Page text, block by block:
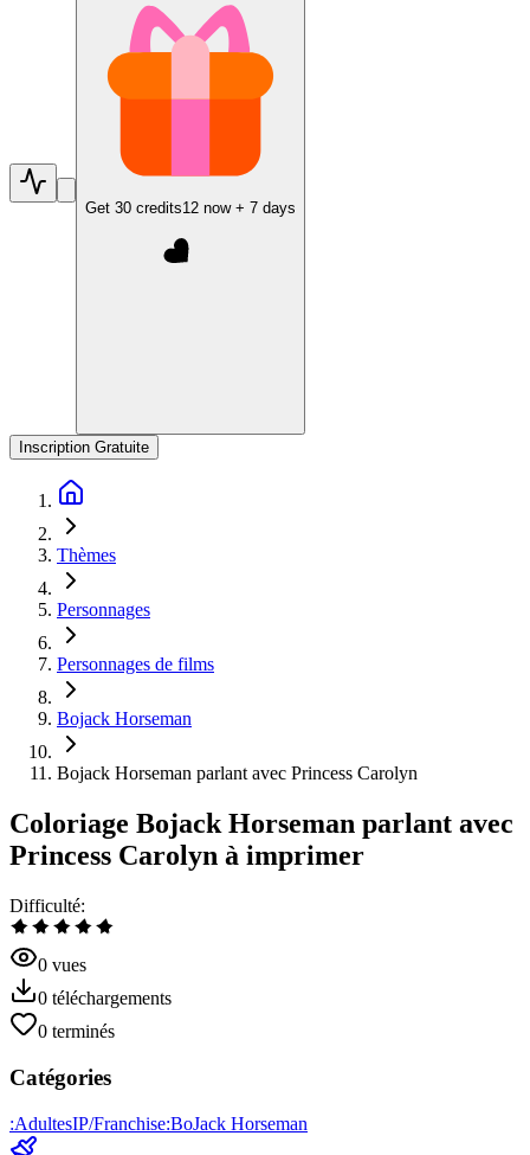
Get 30 credits12 now + 7 days
Inscription Gratuite
Thèmes
Personnages
Personnages de films
Bojack Horseman
Bojack Horseman parlant avec Princess Carolyn
Coloriage Bojack Horseman parlant avec
Princess Carolyn à imprimer
Difficulté:
0 vues
0 téléchargements
0 terminés
Catégories
:AdultesIP/Franchise:BoJack Horseman